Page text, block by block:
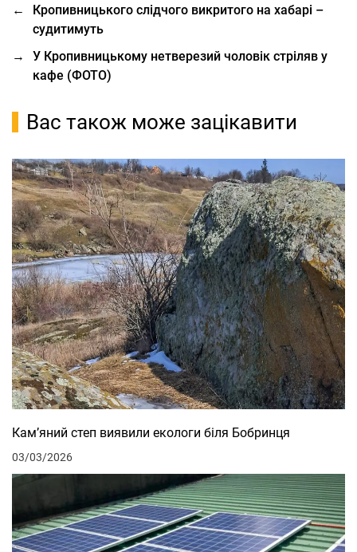
←
Кропивницького слідчого викритого на хабарі –
судитимуть
→
У Кропивницькому нетверезий чоловік стріляв у
кафе (ФОТО)
Вас також може зацікавити
Кам’яний степ виявили екологи біля Бобринця
03/03/2026